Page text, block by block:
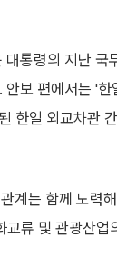
통령의 지난 국
보 편에서는 '한
한일 외교차관
계는 함께 노력해
류 및 관광산업